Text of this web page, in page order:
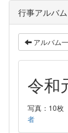
行事アルバム
アルバム
令和
写真：10枚
者